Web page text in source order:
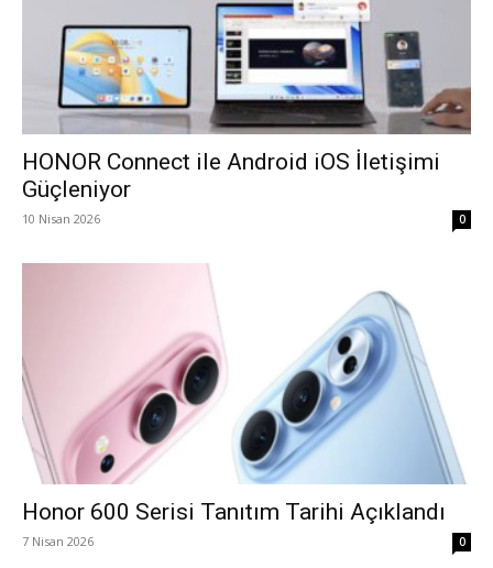
HONOR Connect ile Android iOS İletişimi
Güçleniyor
10 Nisan 2026 0
Honor 600 Serisi Tanıtım Tarihi Açıklandı
7 Nisan 2026 0